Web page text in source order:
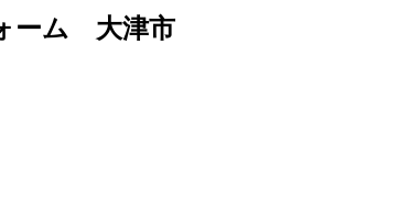
ーム 大津市